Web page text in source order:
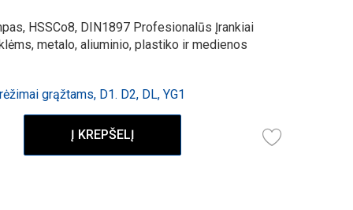
HSSCo8, DIN1897 Profesionalūs Įrankiai
metalo, aliuminio, plastiko ir medienos
grąžtams, D1. D2, DL, YG1
Į KREPŠELĮ